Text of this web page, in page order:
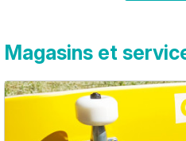
Magasins et